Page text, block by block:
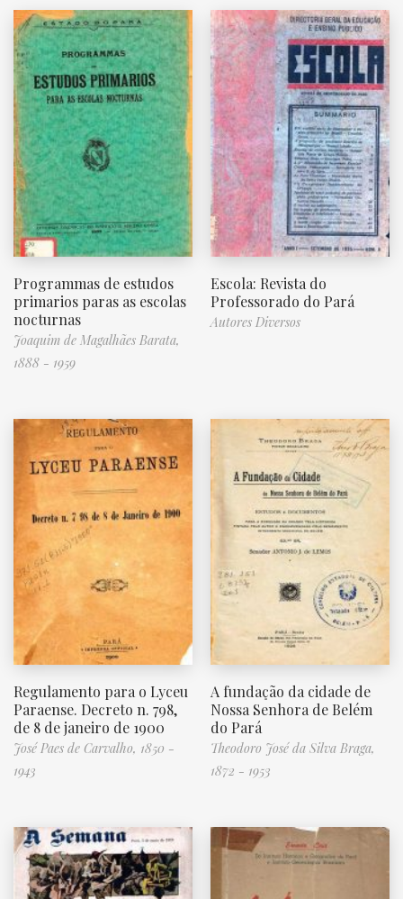
Programmas de estudos
primarios paras as escolas
nocturnas
Joaquim de Magalhães Barata,
1888 - 1959
Escola: Revista do
Professorado do Pará
Autores Diversos
Regulamento para o Lyceu
Paraense. Decreto n. 798,
de 8 de janeiro de 1900
José Paes de Carvalho, 1850 -
1943
A fundação da cidade de
Nossa Senhora de Belém
do Pará
Theodoro José da Silva Braga,
1872 - 1953